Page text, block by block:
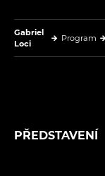
Gabriel
Loci
Program
PŘEDSTAVENÍ